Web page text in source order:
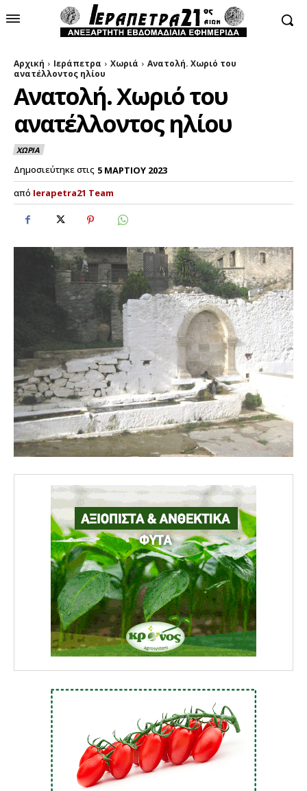
Αρχική Ιεράπετρα Χωριά
Ανατολή. Χωριό του
ανατέλλοντος ηλίου
Ανατολή. Χωριό του
ανατέλλοντος ηλίου
ΧΩΡΙΑ
Δημοσιεύτηκε στις 5 ΜΑΡΤΙΟΥ 2023
από Ierapetra21 Team